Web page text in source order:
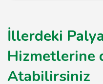
İllerdeki
Hizmetlerine
Atabilirsiniz